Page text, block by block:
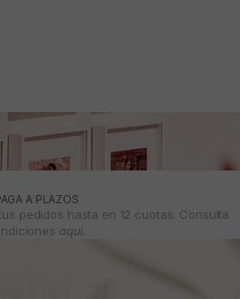
A PLAZOS
pedidos hasta en 12 cuotas. Consulta
aquí.